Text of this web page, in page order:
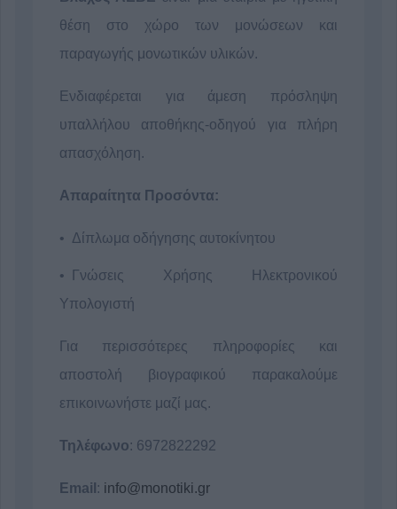
θέση στο χώρο των μονώσεων και
παραγωγής μονωτικών υλικών.
Ενδιαφέρεται για άμεση πρόσληψη
υπαλλήλου αποθήκης-οδηγού για πλήρη
απασχόληση.
Απαραίτητα Προσόντα:
Δίπλωμα οδήγησης αυτοκίνητου
Γνώσεις Χρήσης Ηλεκτρονικού
Υπολογιστή
Για περισσότερες πληροφορίες και
αποστολή βιογραφικού παρακαλούμε
επικοινωνήστε μαζί μας.
Τηλέφωνο: 6972822292
Email : info@monotiki.gr